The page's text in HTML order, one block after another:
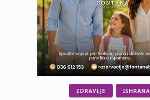
ZDRAVLJE ISHRANA